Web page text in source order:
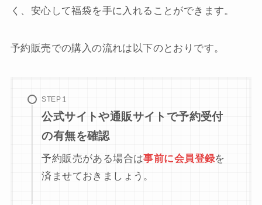
く、安心して福袋を手に入れることができます。
予約販売での購入の流れは以下のとおりです。
STEP
公式サイトや通販サイトで予約受付
の有無を確認
予約販売がある場合は事前に会員登録を
済ませておきましょう。